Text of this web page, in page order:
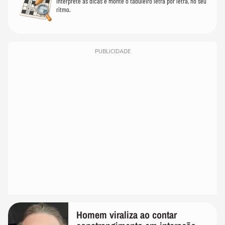
ritmo.
PUBLICIDADE
Homem viraliza ao contar